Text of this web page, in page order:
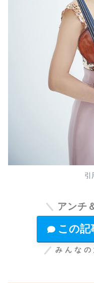
引
アンチ
この記
みんな